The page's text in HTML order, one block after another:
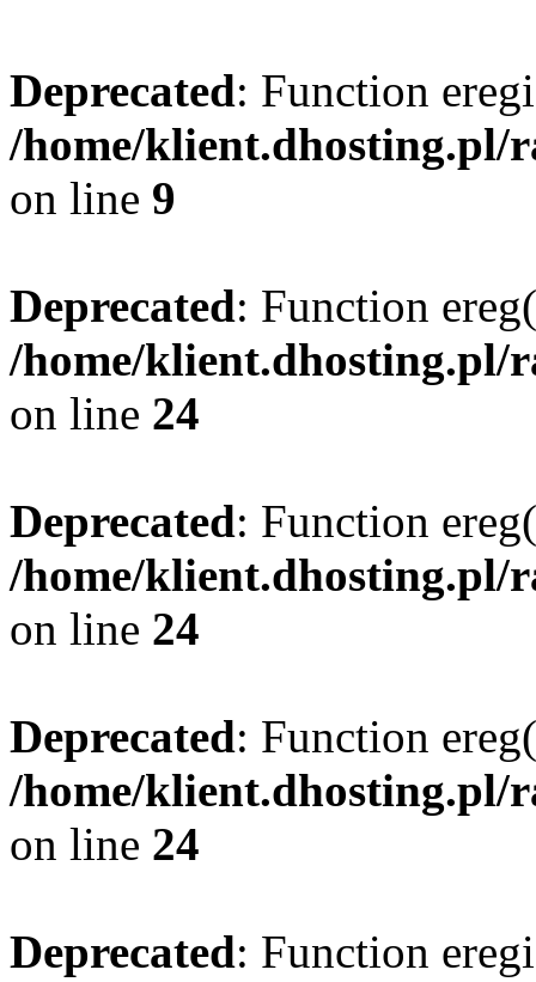
Deprecated: Function
/home/klient.dhosting.pl/
on line 9
Deprecated: Function
/home/klient.dhosting.pl/
on line 24
Deprecated: Function
/home/klient.dhosting.pl/
on line 24
Deprecated: Function
/home/klient.dhosting.pl/
on line 24
Deprecated: Function